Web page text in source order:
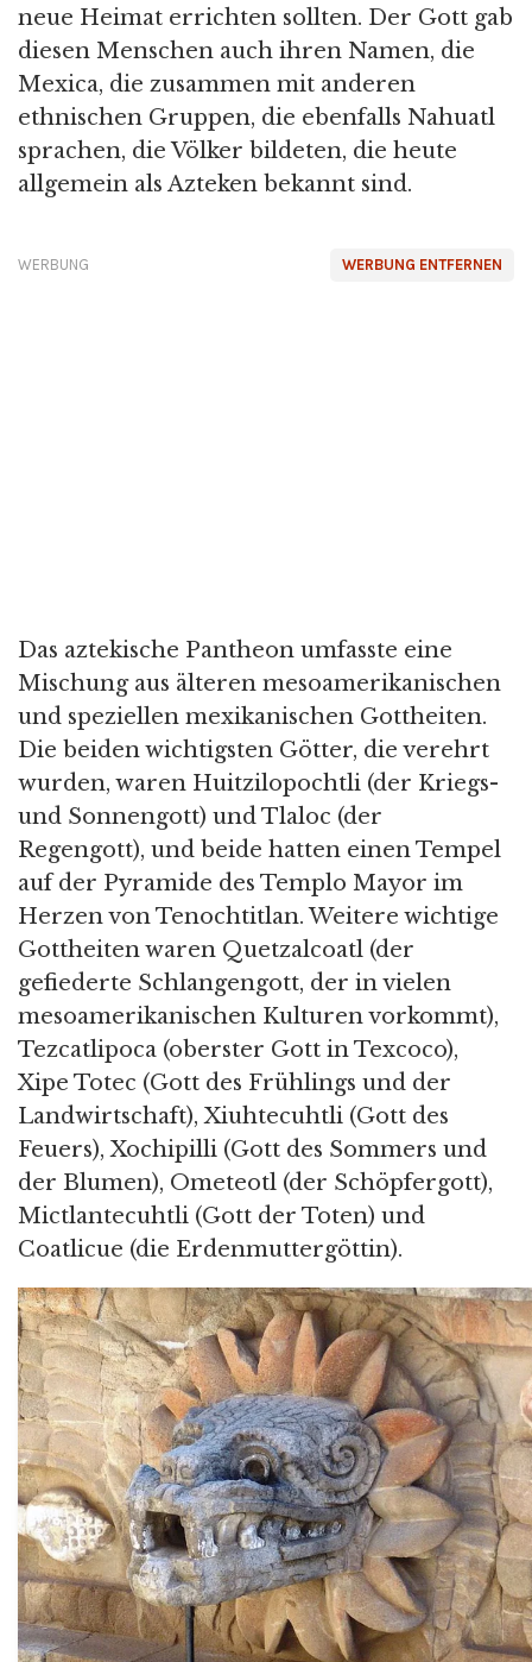
neue Heimat errichten sollten. Der Gott gab
diesen Menschen auch ihren Namen, die
Mexica, die zusammen mit anderen
ethnischen Gruppen, die ebenfalls Nahuatl
sprachen, die Völker bildeten, die heute
allgemein als Azteken bekannt sind.
WERBUNG ENTFERNEN
WERBUNG
Das aztekische Pantheon umfasste eine
Mischung aus älteren mesoamerikanischen
und speziellen mexikanischen Gottheiten.
Die beiden wichtigsten Götter, die verehrt
wurden, waren Huitzilopochtli (der Kriegs-
und Sonnengott) und Tlaloc (der
Regengott), und beide hatten einen Tempel
auf der Pyramide des Templo Mayor im
Herzen von Tenochtitlan. Weitere wichtige
Gottheiten waren Quetzalcoatl (der
gefiederte Schlangengott, der in vielen
mesoamerikanischen Kulturen vorkommt),
Tezcatlipoca (oberster Gott in Texcoco),
Xipe Totec (Gott des Frühlings und der
Landwirtschaft), Xiuhtecuhtli (Gott des
Feuers), Xochipilli (Gott des Sommers und
der Blumen), Ometeotl (der Schöpfergott),
Mictlantecuhtli (Gott der Toten) und
Coatlicue (die Erdenmuttergöttin).